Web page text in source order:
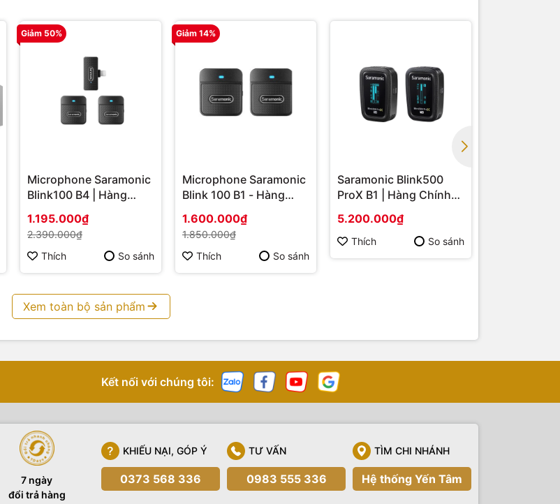
Giảm 50%
Microphone Saramonic
Blink100 B4 | Hàng
1.195.000₫
2.390.000₫
Thích
So sánh
Giảm 14%
Microphone Saramonic
Blink 100 B1 - Hàng
1.600.000₫
1.850.000₫
Thích
So sánh
Saramonic Blink500
ProX B1 | Hàng Chính
5.200.000₫
Thích So sánh
Xem toàn bộ sản phẩm
Kết nối với chúng tôi:
7 ngày
đổi trả hàng
KHIẾU NẠI, GÓP Ý
0373 568 336
TƯ VẤN
0983 555 336
TÌM CHI NHÁNH
Hệ thống Yến Tâm